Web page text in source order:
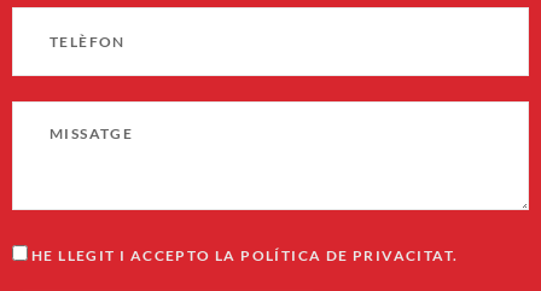
HE LLEGIT I ACCEPTO LA POLÍTICA DE PRIVACITAT.